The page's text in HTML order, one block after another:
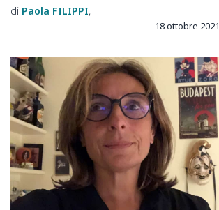
Paola FILIPPI
18 ottobre 2021